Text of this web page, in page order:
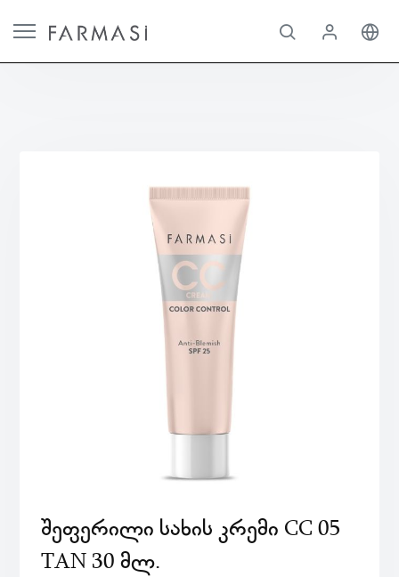
ᲨᲔᲤᲔᲠᲘᲚᲘ ᲡᲐᲮᲘᲡ ᲙᲠᲔᲛᲘ CC 05
TAN 30 ᲛᲚ.